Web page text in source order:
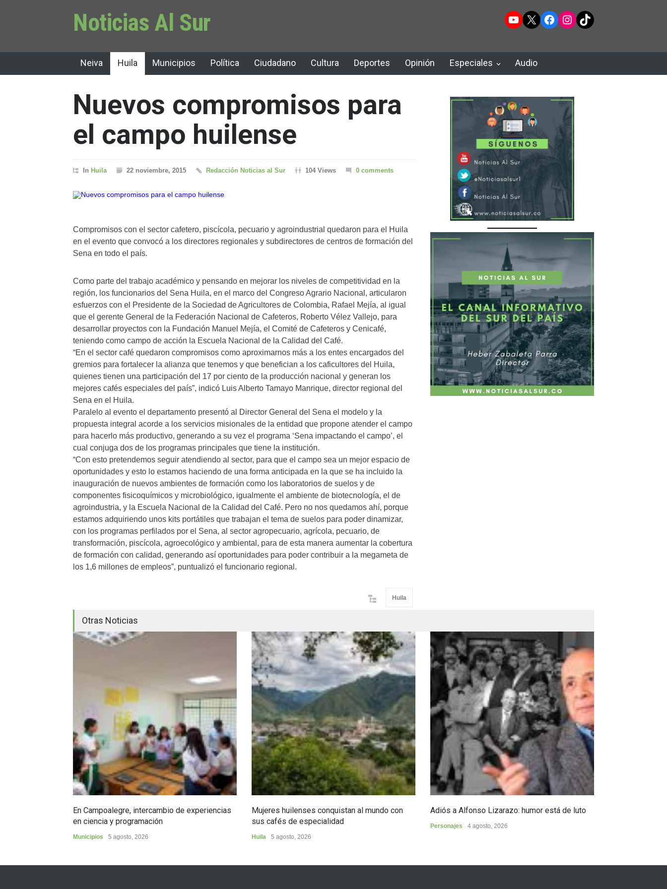
Noticias Al Sur YouTube
X Facebook
Instagram
TikTok
Neiva Huila Municipios Política Ciudadano Cultura Deportes Opinión Especiales Audio
Nuevos compromisos para
el campo huilense
In Huila 22 noviembre, 2015 Redacción Noticias al Sur 104 Views 0 comments
Compromisos con el sector cafetero, piscícola, pecuario y agroindustrial quedaron para el Huila
en el evento que convocó a los directores regionales y subdirectores de centros de formación del
Sena en todo el país.
Como parte del trabajo académico y pensando en mejorar los niveles de competitividad en la
región, los funcionarios del Sena Huila, en el marco del Congreso Agrario Nacional, articularon
esfuerzos con el Presidente de la Sociedad de Agricultores de Colombia, Rafael Mejía, al igual
que el gerente General de la Federación Nacional de Cafeteros, Roberto Vélez Vallejo, para
desarrollar proyectos con la Fundación Manuel Mejía, el Comité de Cafeteros y Cenicafé,
teniendo como campo de acción la Escuela Nacional de la Calidad del Café.
“En el sector café quedaron compromisos como aproximarnos más a los entes encargados del
gremios para fortalecer la alianza que tenemos y que benefician a los caficultores del Huila,
quienes tienen una participación del 17 por ciento de la producción nacional y generan los
mejores cafés especiales del país”, indicó Luis Alberto Tamayo Manrique, director regional del
Sena en el Huila.
Paralelo al evento el departamento presentó al Director General del Sena el modelo y la
propuesta integral acorde a los servicios misionales de la entidad que propone atender el campo
para hacerlo más productivo, generando a su vez el programa ‘Sena impactando el campo’, el
cual conjuga dos de los programas principales que tiene la institución.
“Con esto pretendemos seguir atendiendo al sector, para que el campo sea un mejor espacio de
oportunidades y esto lo estamos haciendo de una forma anticipada en la que se ha incluido la
inauguración de nuevos ambientes de formación como los laboratorios de suelos y de
componentes fisicoquímicos y microbiológico, igualmente el ambiente de biotecnología, el de
agroindustria, y la Escuela Nacional de la Calidad del Café. Pero no nos quedamos ahí, porque
estamos adquiriendo unos kits portátiles que trabajan el tema de suelos para poder dinamizar,
con los programas perfilados por el Sena, al sector agropecuario, agrícola, pecuario, de
transformación, piscícola, agroecológico y ambiental, para de esta manera aumentar la cobertura
de formación con calidad, generando así oportunidades para poder contribuir a la megameta de
los 1,6 millones de empleos”, puntualizó el funcionario regional.
Huila
Otras Noticias
En Campoalegre, intercambio de experiencias
en ciencia y programación
Municipios 5 agosto, 2026
Mujeres huilenses conquistan al mundo con
sus cafés de especialidad
Huila 5 agosto, 2026
Adiós a Alfonso Lizarazo: humor está de luto
Personajes 4 agosto, 2026